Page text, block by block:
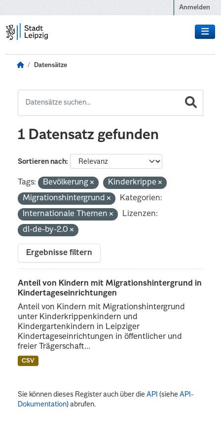
Anmelden
Datensätze
1 Datensatz gefunden
Sortieren nach
Tags: Bevölkerung
Kinderkrippe
Migrationshintergrund
Kategorien:
Internationale Themen
Lizenzen:
dl-de-by-2.0
Ergebnisse filtern
Anteil von Kindern mit Migrationshintergrund in
Kindertageseinrichtungen
Anteil von Kindern mit Migrationshintergrund
unter Kinderkrippenkindern und
Kindergartenkindern in Leipziger
Kindertageseinrichtungen in öffentlicher und
freier Trägerschaft...
CSV
Sie können dieses Register auch über dieAPI (sieheAPI-
Dokumentation) abrufen.